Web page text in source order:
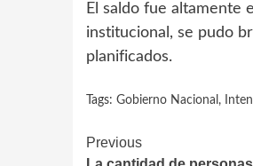
El saldo fue altamente
institucional, se pudo
planificados.
Tags: Gobierno Nacional ,
Continue
Previous